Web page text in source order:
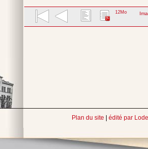
12Mo
Plan du site édité par Lodel